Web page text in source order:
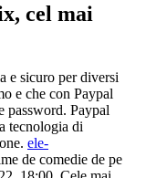
cel mai
e sicuro per diversi
e che con Paypal
password. Paypal
tecnologia di
ele-
de comedie de pe